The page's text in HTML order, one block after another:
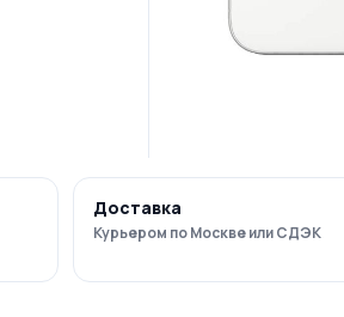
Доставка
Курьером по Москве или СДЭК